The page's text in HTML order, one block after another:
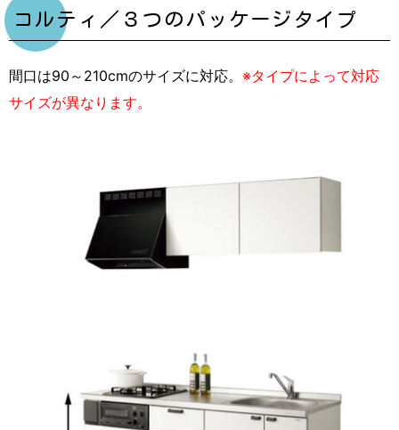
コルティ／３つのパッケージタイプ
間口は90～210cmのサイズに対応。 ※タイプによって対応
サイズが異なります。